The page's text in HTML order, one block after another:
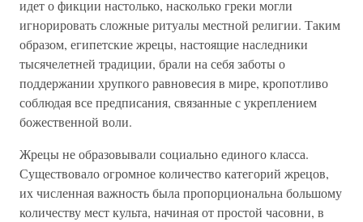
идет о фикции настолько, насколько греки могли
игнорировать сложные ритуалы местной религии. Таким
образом, египетские жрецы, настоящие наследники
тысячелетней традиции, брали на себя заботы о
поддержании хрупкого равновесия в мире, кропотливо
соблюдая все предписания, связанные с укреплением
божественной воли.
Жрецы не образовывали социально единого класса.
Существовало огромное количество категорий жрецов,
их численная важность была пропорциональна большому
количеству мест культа, начиная от простой часовни, в